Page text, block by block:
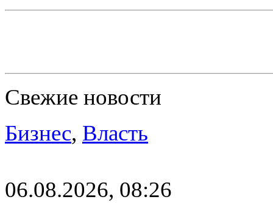
Свежие новости
Бизнес, Власть
06.08.2026, 08:26